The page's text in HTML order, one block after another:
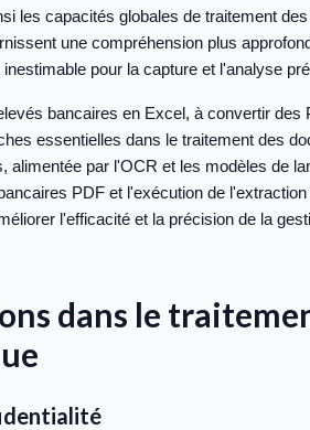
les capacités globales de traitement
une compréhension plus
pour la capture et l'analyse
bancaires en Excel, à convertir des
essentielles dans le traitement des
alimentée par l'OCR et les modèles de
PDF et l'exécution de
l'efficacité et la précision de la
dans le